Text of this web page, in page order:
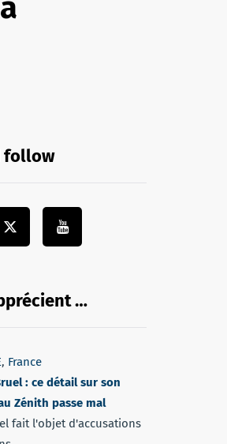
follow
…
, France
: ce détail sur son
Zénith passe mal
fait l'objet d'accusations